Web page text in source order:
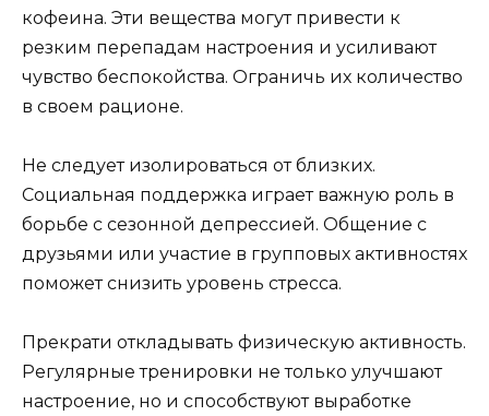
кофеина. Эти вещества могут привести к
резким перепадам настроения и усиливают
чувство беспокойства. Ограничь их количество
в своем рационе.
Не следует изолироваться от близких.
Социальная поддержка играет важную роль в
борьбе с сезонной депрессией. Общение с
друзьями или участие в групповых активностях
поможет снизить уровень стресса.
Прекрати откладывать физическую активность.
Регулярные тренировки не только улучшают
настроение, но и способствуют выработке